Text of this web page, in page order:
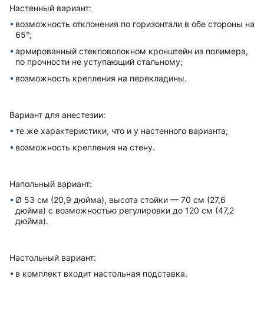
Настенный вариант:
возможность отклонения по горизонтали в обе стороны на
65°;
армированный стекловолокном кронштейн из полимера,
по прочности не уступающий стальному;
возможность крепления на перекладины.
Вариант для анестезии:
те же характеристики, что и у настенного варианта;
возможность крепления на стену.
Напольный вариант:
Ø 53 см (20,9 дюйма), высота стойки — 70 см (27,6
дюйма) с возможностью регулировки до 120 см (47,2
дюйма).
Настольный вариант:
в комплект входит настольная подставка.